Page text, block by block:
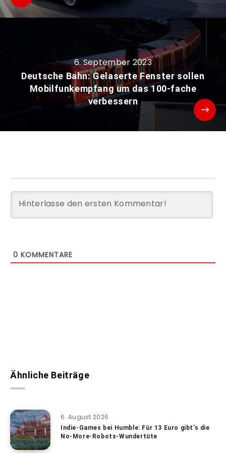
6. September 2023
Deutsche Bahn: Gelaserte Fenster sollen
Mobilfunkempfang um das 100-fache
verbessern
0 KOMMENTARE
Ähnliche Beiträge
6. August 2026
Indie-Games bei Humble: Für 13 Euro gibt’s die
No-More-Robots-Wundertüte